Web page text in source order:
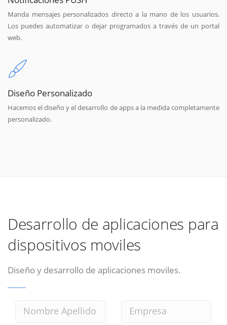
Manda mensajes personalizados directo a la mano de los usuarios.
Los puedes automatizar o dejar programados a través de un portal
web.
Diseño Personalizado
Hacemos el diseño y el desarrollo de apps a la medida completamente
personalizado.
Desarrollo de aplicaciones para
dispositivos moviles
Diseño y desarrollo de aplicaciones moviles.